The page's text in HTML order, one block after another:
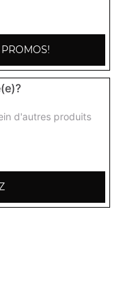
d'autres produits